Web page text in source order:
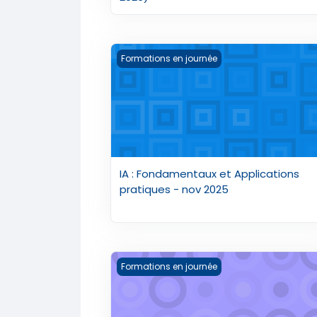
IA : Fondamentaux et Applications
Formations en journée
IA : Fondamentaux et Applications
pratiques - nov 2025
IA Finance Booster - nov 2025
Formations en journée